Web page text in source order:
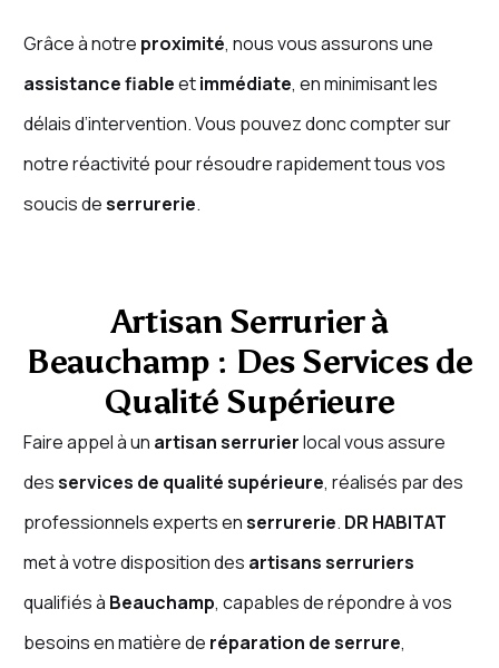
Grâce à notre proximité, nous vous assurons une
assistance fiableetimmédiate, en minimisant les
délais d’intervention. Vous pouvez donc compter sur
notre réactivité pour résoudre rapidement tous vos
soucis deserrurerie.
Artisan Serrurier à
Beauchamp : Des Services de
Qualité Supérieure
Faire appel à un artisan serrurierlocal vous assure
desservices de qualité supérieure, réalisés par des
professionnels experts enserrurerie. DR HABITAT
met à votre disposition des artisans serruriers
qualifiés à Beauchamp, capables de répondre à vos
besoins en matière de réparation de serrure,